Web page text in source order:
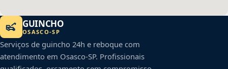
GUINCHO
OSASCO-SP
Serviços de guincho 24h e reboque com
atendimento em Osasco-SP. Profissionais